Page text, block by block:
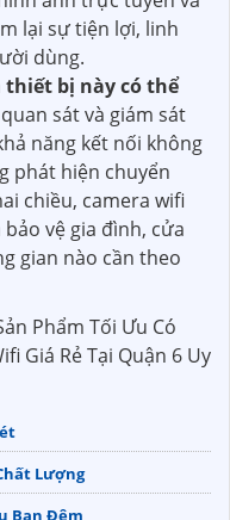
lại sự tiện lợi, linh
dùng.
bị này có thể
sát và giám sát
năng kết nối không
phát hiện chuyển
chiều, camera wifi
vệ gia đình, cửa
gian nào cần theo
Phẩm Tối Ưu Có
Giá Rẻ Tại Quận 6 Uy
Lượng
Ban Đêm